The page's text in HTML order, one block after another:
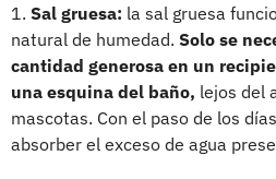
1. Sal gruesa: la sal gruesa
natural de humedad. Solo se
cantidad generosa en un
una esquina del baño, lejos del
mascotas. Con el paso de los
absorber el exceso de agua